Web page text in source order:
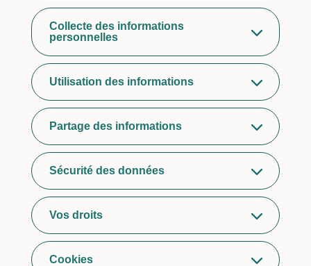
Collecte des informations
personnelles
Utilisation des informations
Partage des informations
Sécurité des données
Vos droits
Cookies